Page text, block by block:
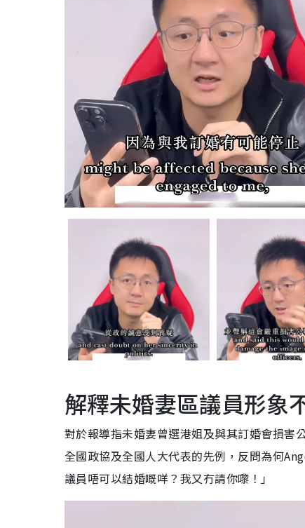
解釋未婚妻區議員形象
對於報導指未婚妻曾選港姐及與其訂婚會損害
全國政協及全國人大代表的先例，反問為何
議員唔可以結婚嘅咩？我又冇請你嚟！」